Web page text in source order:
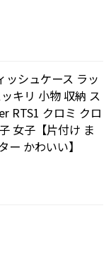
ッシュケース ラッ
キリ 小物 収納 ス
RTS1 クロミ クロ
女子【片付け ま
ー かわいい】